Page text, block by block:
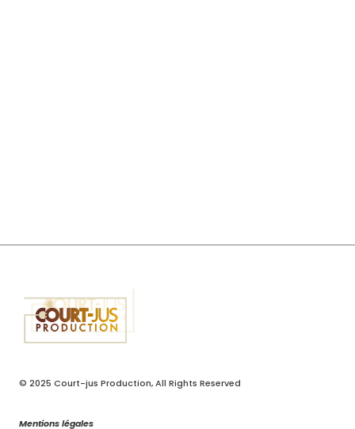
© 2025 Court-jus Production, All Rights Reserved
Mentions légales